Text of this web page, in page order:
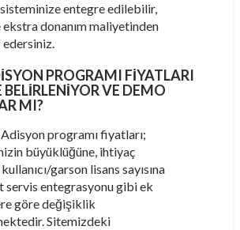
entegre edilebilir,
donanım maliyetinden
PROGRAMI FIYATLARI
BELIRLENIYOR VE DEMO
MI?
programı fiyatları;
büyüklüğüne, ihtiyaç
garson lisans sayısına
servis entegrasyonu gibi ek
göre değişiklik
Sitemizdeki